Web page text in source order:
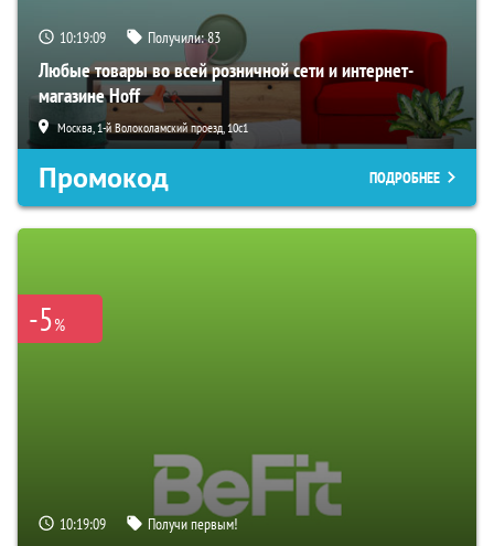
10:19:08 Получили:83
Любые товары во всей розничной сети и интернет-
магазине Hoff
Москва, 1-й Волоколамский проезд, 10с1
Промокод ПОДРОБНЕЕ
-5%
10:19:08 Получи первым!